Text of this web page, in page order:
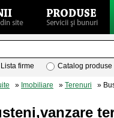
Lista firme Catalog produse
» Imobiliare » Terenuri »